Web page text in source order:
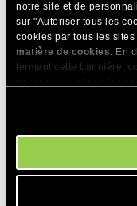
notre site et de
sur "Autoriser tous les
cookies par tous les
matière de cookies. En
fermant cette bannière,
Articles
web –
certificats